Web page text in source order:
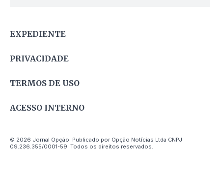
EXPEDIENTE
PRIVACIDADE
TERMOS DE USO
ACESSO INTERNO
© 2026 Jornal Opção. Publicado por Opção Notícias Ltda CNPJ
09.236.355/0001-59. Todos os direitos reservados.